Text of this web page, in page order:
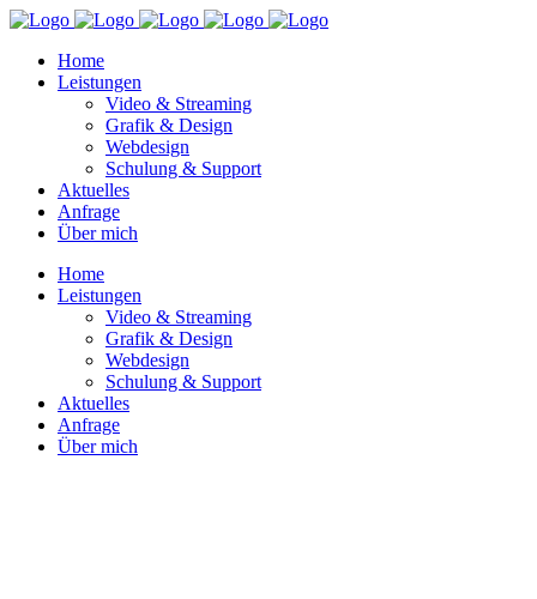
Home
Leistungen
Video & Streaming
Grafik & Design
Webdesign
Schulung & Support
Aktuelles
Anfrage
Über mich
Home
Leistungen
Video & Streaming
Grafik & Design
Webdesign
Schulung & Support
Aktuelles
Anfrage
Über mich